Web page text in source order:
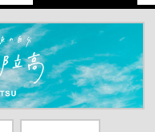
きます）